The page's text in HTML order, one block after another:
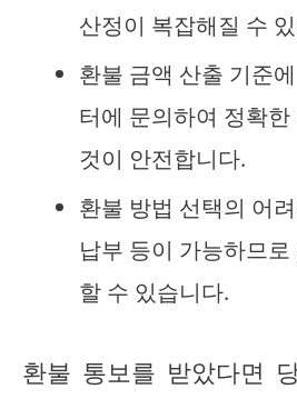
산정이 복잡해질 수
환불 금액 산출 기준
터에 문의하여 정확
것이 안전합니다.
환불 방법 선택의 어
납부 등이 가능하므
할 수 있습니다.
환불 통보를 받았다면